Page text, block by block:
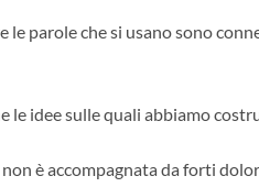
parole che si usano sono
le idee sulle quali abbiamo
è accompagnata da forti